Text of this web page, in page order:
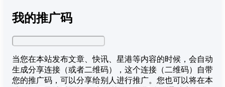
我的推广码
当您在本站发布文章、快讯、星港等内容的时候，会自动
生成分享连接（或者二维码），这个连接（二维码）自带
您的推广码，可以分享给别人进行推广。您也可以将在本